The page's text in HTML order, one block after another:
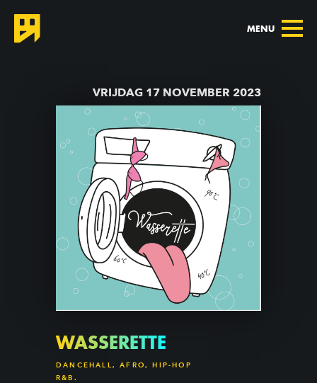
MENU
VRIJDAG 17 NOVEMBER 2023
WASSERETTE
DANCEHALL, AFRO, HIP-HOP
R&B.